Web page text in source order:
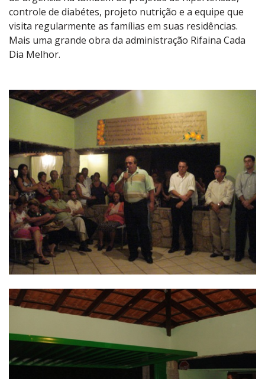
controle de diabétes, projeto nutrição e a equipe que
visita regularmente as famílias em suas residências.
Mais uma grande obra da administração Rifaina Cada
Dia Melhor.